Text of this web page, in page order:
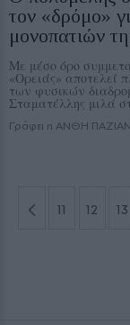
τον «δρόμο»
μονοπατιών
Με μέσο όρο
«Ορειάς» αποτελεί
των φυσικών
Σταματέλλης μιλά
Γράφει η ΑΝΘΗ
11 12 13